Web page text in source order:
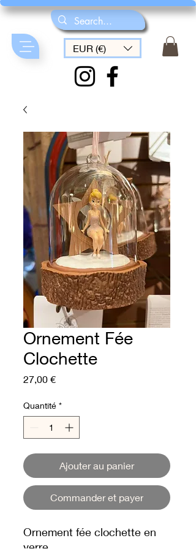
EUR (€)
Ornement Fée
Clochette
27,00 €Prix
Quantité *
Ajouter au panier
Commander et payer
Ornement fée clochette en